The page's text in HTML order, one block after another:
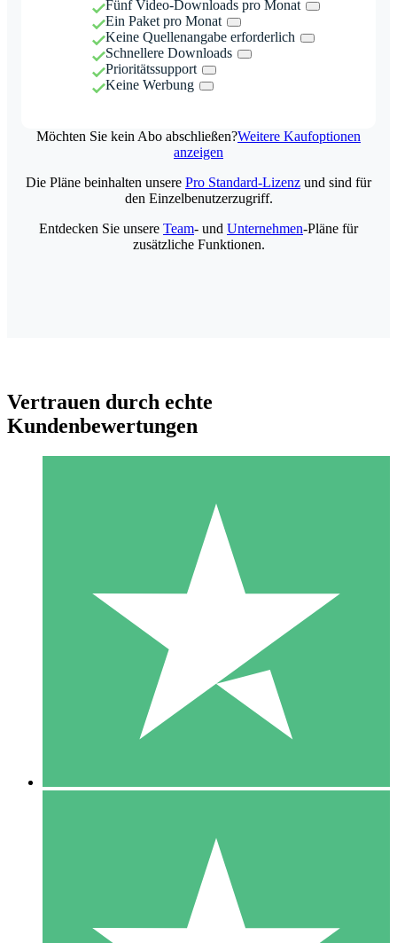
Fünf Video-Downloads pro Monat
Ein Paket pro Monat
Keine Quellenangabe erforderlich
Schnellere Downloads
Prioritätssupport
Keine Werbung
Möchten Sie kein Abo abschließen?Weitere Kaufoptionen
anzeigen
Individuelle Credit-Pakete
Zahlen Sie nach Bedarf mit Download-Credits. Keine
monatliche Verpflichtung erforderlich.
10 00
10 Downloads
20 00
Die Pläne beinhalten unsere Pro Standard-Lizenz und sind für
den Einzelbenutzerzugriff.
Entdecken Sie unsere Team- und Unternehmen-Pläne für
zusätzliche Funktionen.
Vertrauen durch echte
Kundenbewertungen